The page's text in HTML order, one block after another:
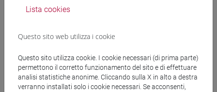
Comunicazioni
Ricevimento
Lista cookies
Questo sito web utilizza i cookie
Questo sito utilizza cookie. I cookie necessari (di prima parte)
permettono il corretto funzionamento del sito e di effettuare
analisi statistiche anonime. Cliccando sulla X in alto a destra
verranno installati solo i cookie necessari. Se acconsenti,